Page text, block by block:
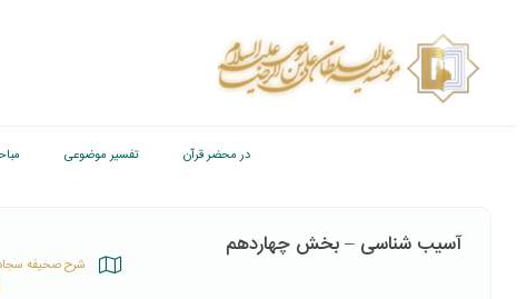
در محضر قرآن تفسیر موضوعی
آسیب شناسی – بخش چهاردهم
شرح صحیفه